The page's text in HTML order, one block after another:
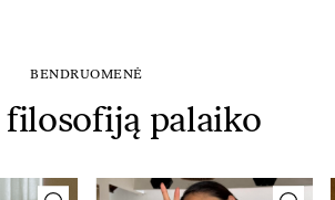
BENDRUOMENĖ
filosofiją palaiko